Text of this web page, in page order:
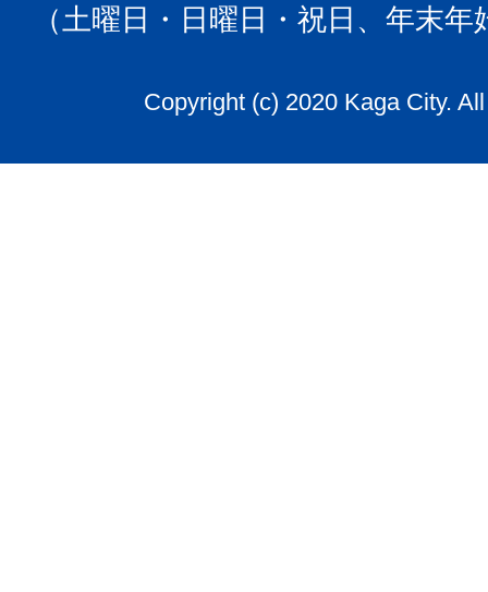
（土曜日・日曜日・祝日、年末
Copyright (c) 2020 Kaga City.